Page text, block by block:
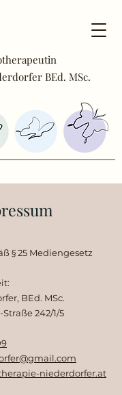
BEd. MSc.
§ 25 Mediengesetz
BEd. MSc.
242/1/5
niederdorfer.at